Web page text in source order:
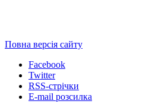
Повна версія сайту
Facebook
Twitter
RSS-стрічки
E-mail розсилка